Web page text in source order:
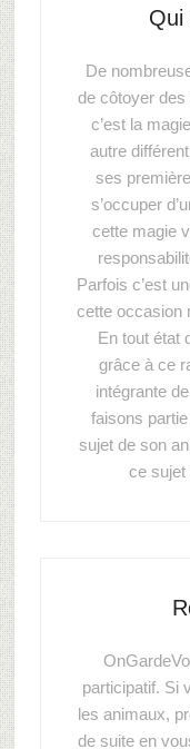
Qui
De
de côtoyer des
c’est la
autre
ses
s’occuper
cette magie
Parfois c’est
cette occasion
En tout état
grâce à ce
intégrante
faisons
sujet de son
ce sujet
participatif. Si
les animaux,
de suite en